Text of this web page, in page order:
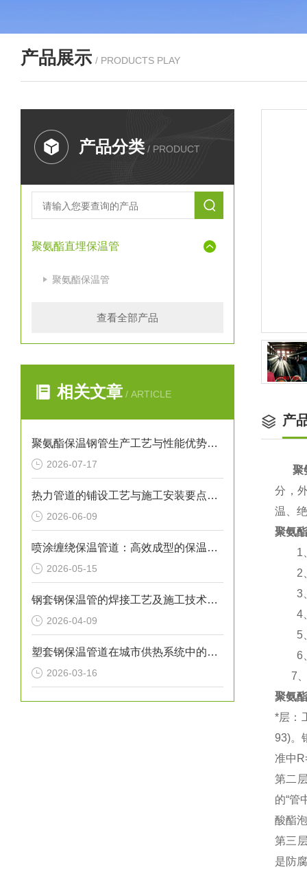
产品展示 / PRODUCTS PLAY
产品分类 / PRODUCT
聚氨酯直埋保温管
聚氨酯保温管
查看全部产品
相关文章 / ARTICLE
聚氨酯保温钢管生产工艺与性能优势解析
2026-07-17
热力管道的铺设工艺与施工安装要点解析
2026-06-09
喷涂缠绕保温管道：高效成型的保温输送核心装备
2026-05-15
钢套钢保温管的焊接工艺及施工技术研究
2026-04-09
塑套钢保温管道在城市供热系统中的应用
2026-03-16
产
聚
分，
温、
聚氨
1、
2、
3、
4、
5、
6、
7、
聚氨
*层：
93)。
准中
第二
的“管
酸酯
第三
是防